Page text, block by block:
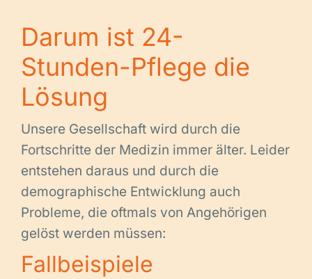
Darum ist 24-
Stunden-Pflege die
Lösung
Unsere Gesellschaft wird durch die
Fortschritte der Medizin immer älter. Leider
entstehen daraus und durch die
demographische Entwicklung auch
Probleme, die oftmals von Angehörigen
gelöst werden müssen:
Fallbeispiele